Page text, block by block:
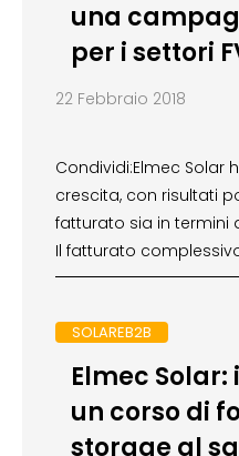
una
per i settori
22 Febbraio 2018
Condividi:Elmec Solar
crescita, con risultati
fatturato sia in termini
Il fatturato
SOLAREB2B
Elmec
un corso di
storage al